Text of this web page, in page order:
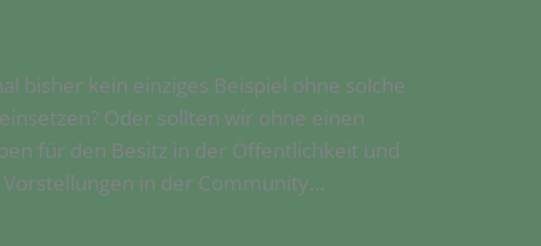
bisher kein einziges Beispiel ohne solche
Oder sollten wir ohne einen
für den Besitz in der Öffentlichkeit und
Vorstellungen in der Community…